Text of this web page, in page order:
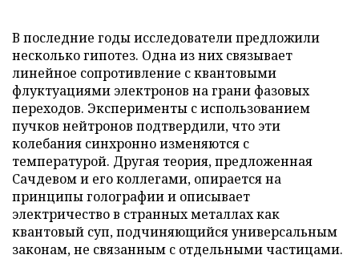
В последние годы исследователи предложили
несколько гипотез. Одна из них связывает
линейное сопротивление с квантовыми
флуктуациями электронов на грани фазовых
переходов. Эксперименты с использованием
пучков нейтронов подтвердили, что эти
колебания синхронно изменяются с
температурой. Другая теория, предложенная
Сачдевом и его коллегами, опирается на
принципы голографии и описывает
электричество в странных металлах как
квантовый суп, подчиняющийся универсальным
законам, не связанным с отдельными частицами.